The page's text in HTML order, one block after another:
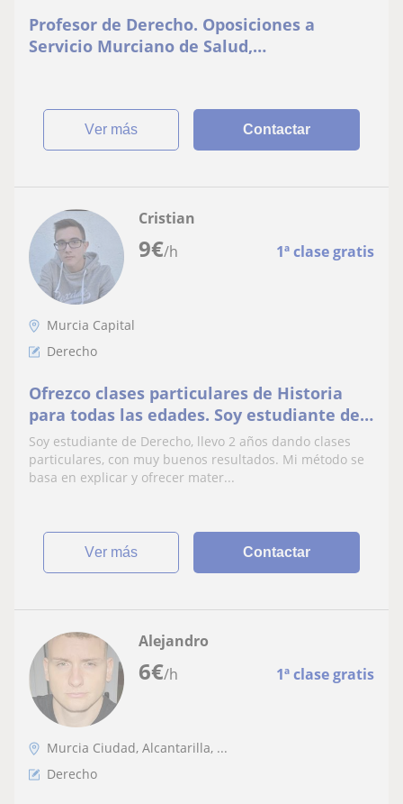
Profesor de Derecho. Oposiciones a
Servicio Murciano de Salud,
ver más Contactar
9€/h 1ª clase gratis
Cristian
Murcia Capital
Derecho
Ofrezco clases particulares de Historia
para todas las edades. Soy estudiante de
Derecho y tengo experiencia dando clases
Soy estudiante de Derecho, llevo 2 años dando clases
particulares, con muy buenos resultados. Mi método se
basa en explicar y ofrecer mater...
ver más Contactar
6€/h 1ª clase gratis
Alejandro
Murcia Ciudad, Alcantarilla, ...
Derecho